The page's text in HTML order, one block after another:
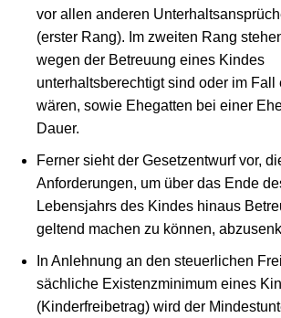
vor allen anderen
(erster Rang). Im zweiten Rang
wegen der Betreuung eines Kindes
unterhaltsberechtigt sind oder im Fall
wären, sowie Ehegatten bei einer
Dauer.
Ferner sieht der Gesetzentwurf vor,
Anforderungen, um über das Ende
Lebensjahrs des Kindes hinaus
geltend machen zu können,
In Anlehnung an den steuerlichen
sächliche Existenzminimum eines
(Kinderfreibetrag) wird der